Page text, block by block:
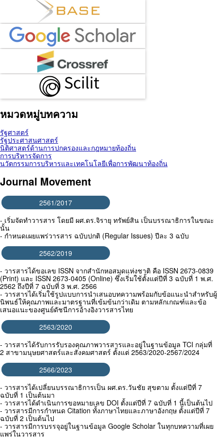
หมวดหมู่บทความ
รัฐศาสตร์
รัฐประศาสนศาสตร์
นิติศาสตร์ด้านการปกครองและกฎหมายท้องถิ่น
การบริหารจัดการ
นวัตกรรมการบริหารและเทคโนโลยีเพื่อการพัฒนาท้องถิ่น
Journal Movement
2561/2017
- เริ่มจัดทำวารสาร โดยมี ผศ.ดร.จิรายุ ทรัพย์สิน เป็นบรรณาธิการในขณะ
นั้น
- กำหนดเผยแพร่วารสาร ฉบับปกติ (Regular Issues) ปีละ 3 ฉบับ
2562/2019
- วารสารได้ขอเลข ISSN จากสำนักหอสมุดแห่งชาติ คือ ISSN 2673-0839
(Print) และ ISSN 2673-0405 (Online) ซึ่งเริ่มใช้ตั้งแต่ปีที่ 3 ฉบับที่ 1 พ.ศ.
2562 ถึงปีที่ 7 ฉบับที่ 3 พ.ศ. 2566
- วารสารได้เริ่มใช้รูปแบบการนำเสนอบทความพร้อมกับข้อแนะนำสำหรับผู้
นิพนธ์ให้คุณภาพและมาตรฐานที่เข้มข้นกว่าเดิม ตามหลักเกณฑ์และข้อ
เสนอแนะของศูนย์ดัชนีการอ้างอิงวารสารไทย
2563/2020
- วารสารได้รับการรับรองคุณภาพวารสารและอยู่ในฐานข้อมูล TCI กลุ่มที่
2 สาขามนุษยศาสตร์และสังคมศาสตร์ ตั้งแต่ 2563/2020-2567/2024
2566/2023
- วารสารได้เปลี่ยนบรรณาธิการเป็น ผศ.ดร.วันชัย สุขตาม ตั้งแต่ปีที่ 7
ฉบับที่ 1 เป็นต้นมา
- วารสารได้ดำเนินการขอหมายเลข DOI ตั้งแต่ปีที่ 7 ฉบับที่ 1 นี้เป็นต้นไป
- วารสารมีการกำหนด Citation ทั้งภาษาไทยและภาษาอังกฤษ ตั้งแต่ปีที่ 7
ฉบับที่ 2 เป็นต้นไป
- วารสารมีการบรรจุอยู่ในฐานข้อมูล Google Scholar ในทุกบทความที่เผย
แพร่ในวารสาร